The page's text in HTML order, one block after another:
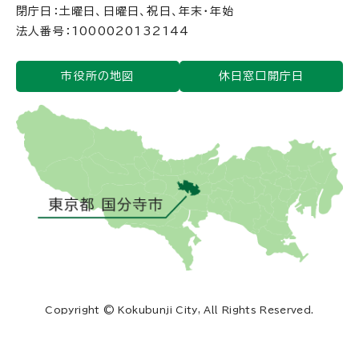
閉庁日：土曜日、日曜日、祝日、年末・年始
法人番号：1000020132144
市役所の地図 休日窓口開庁日
Copyright © Kokubunji City, All Rights Reserved.